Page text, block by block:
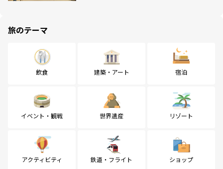
旅のテーマ
飲食 建築・アート 宿泊
イベント・観戦 世界遺産 リゾート
アクティビティ 鉄道・フライト ショップ